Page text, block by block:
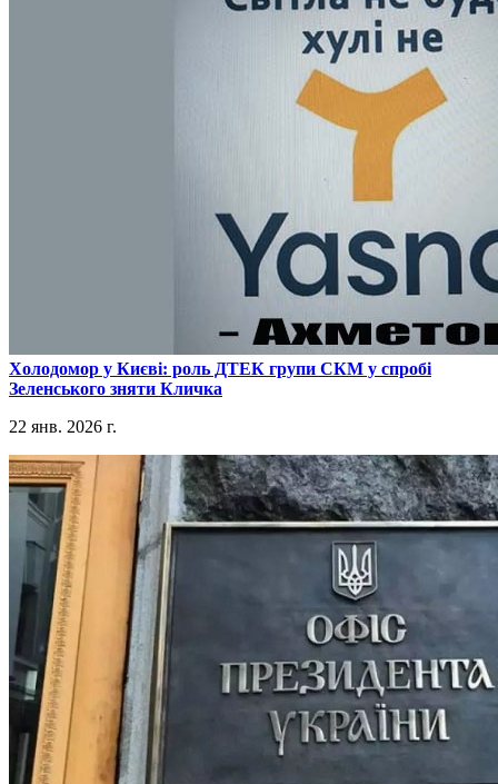
​Холодомор у Києві: роль ДТЕК групи СКМ у спробі
Зеленського зняти Кличка
22 янв. 2026 г.